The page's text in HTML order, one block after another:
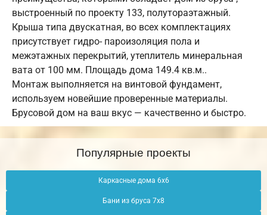
выстроенный по проекту 133, полутораэтажный.
Крыша типа двускатная, во всех комплектациях
присутствует гидро- пароизоляция пола и
межэтажных перекрытий, утеплитель минеральная
вата от 100 мм. Площадь дома 149.4 кв.м..
Монтаж выполняется на винтовой фундамент,
используем новейшие проверенные материалы.
Брусовой дом на ваш вкус — качественно и быстро.
Популярные проекты
Каркасные дома 6х6
Бани из бруса 7х8